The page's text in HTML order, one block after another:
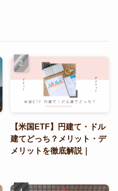
【米国ETF】円建て・ドル
建てどっち？メリット・デ
メリットを徹底解説｜